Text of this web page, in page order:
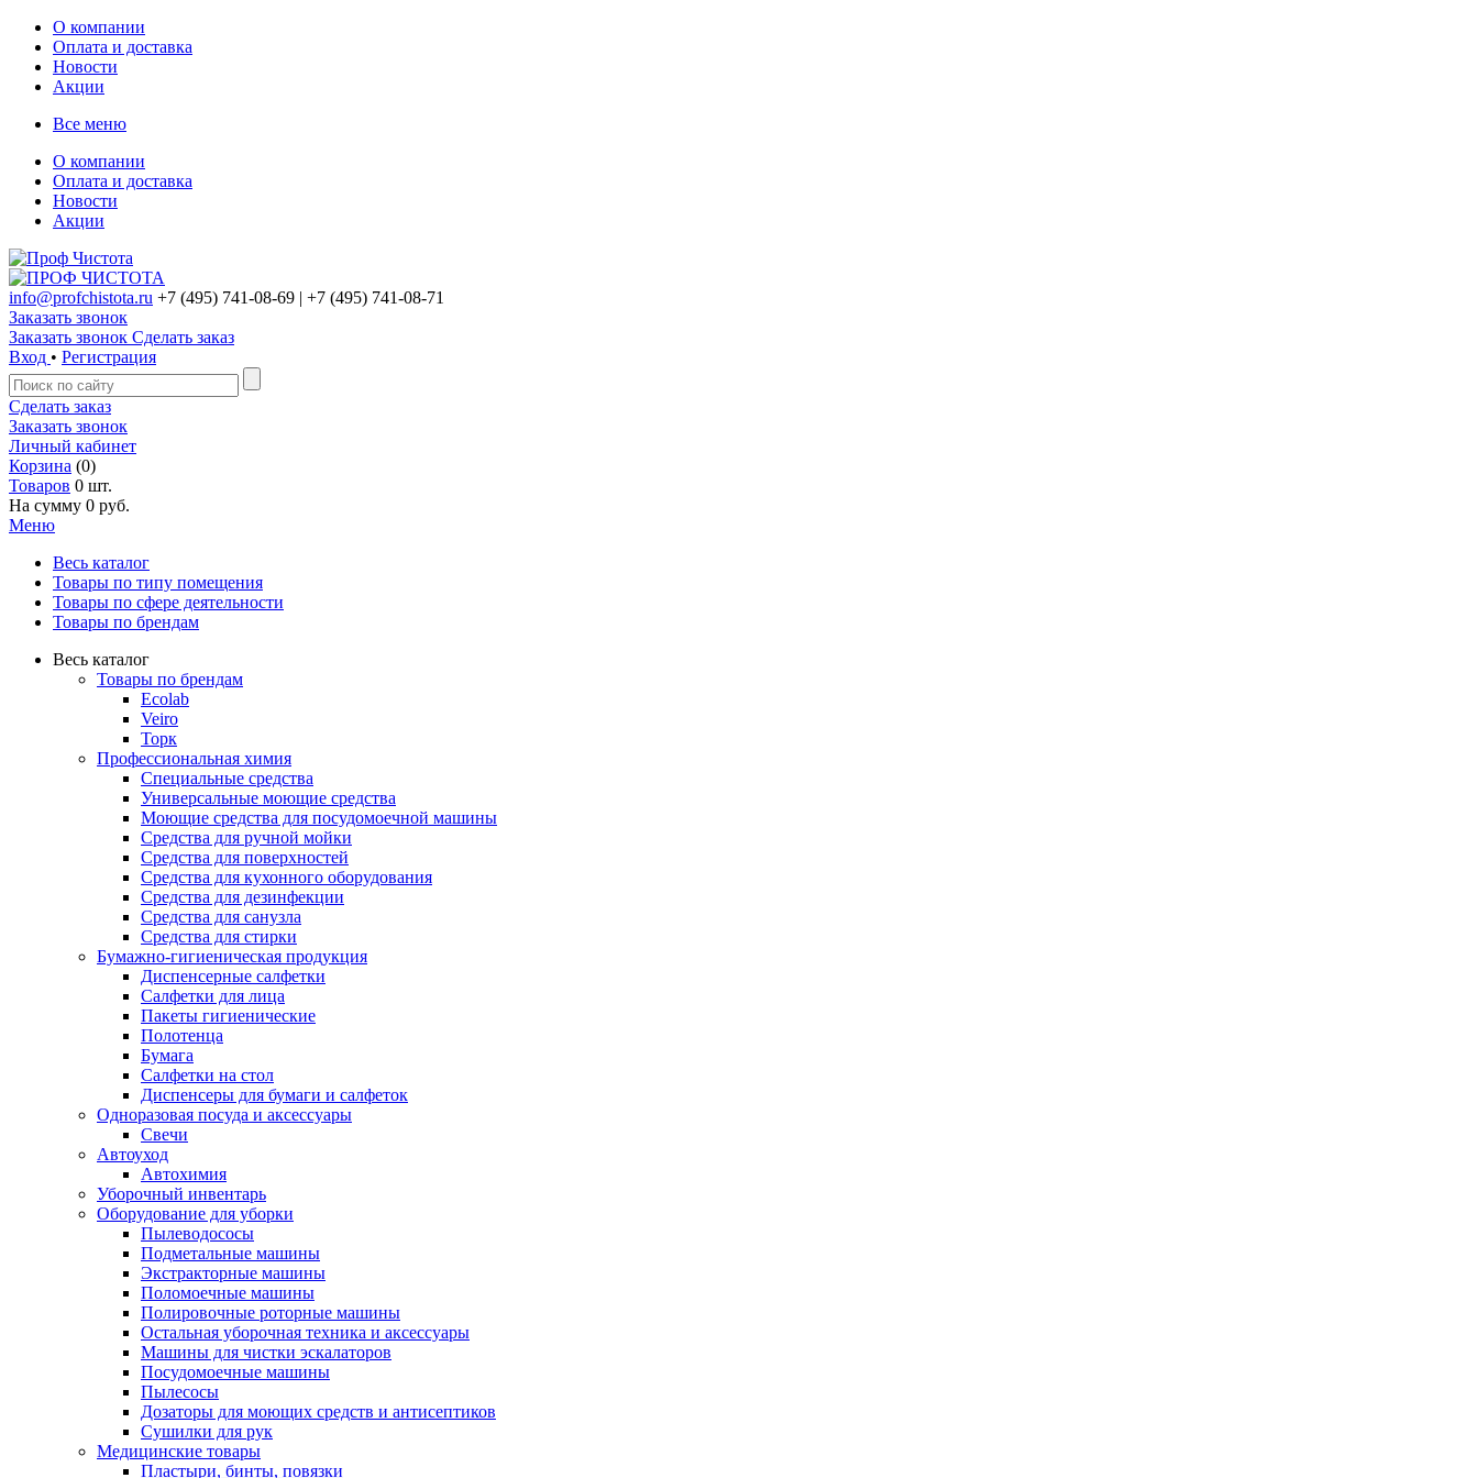
О компании
Оплата и доставка
Новости
Акции
Все меню
О компании
Оплата и доставка
Новости
Акции
info@profchistota.ru +7 (495) 741-08-69 | +7 (495) 741-08-71
Заказать звонок
Заказать звонок Сделать заказ
Вход • Регистрация
Сделать заказ
Заказать звонок
Личный кабинет
Корзина (0)
Товаров 0 шт.
На сумму 0 руб.
Меню
Весь каталог
Товары по типу помещения
Товары по сфере деятельности
Товары по брендам
Весь каталог
Товары по брендам
Ecolab
Veiro
Торк
Профессиональная химия
Специальные средства
Универсальные моющие средства
Моющие средства для посудомоечной машины
Средства для ручной мойки
Средства для поверхностей
Средства для кухонного оборудования
Средства для дезинфекции
Средства для санузла
Средства для стирки
Бумажно-гигиеническая продукция
Диспенсерные салфетки
Салфетки для лица
Пакеты гигиенические
Полотенца
Бумага
Салфетки на стол
Диспенсеры для бумаги и салфеток
Одноразовая посуда и аксессуары
Свечи
Автоуход
Автохимия
Уборочный инвентарь
Оборудование для уборки
Пылеводососы
Подметальные машины
Экстракторные машины
Поломоечные машины
Полировочные роторные машины
Остальная уборочная техника и аксессуары
Машины для чистки эскалаторов
Посудомоечные машины
Пылесосы
Дозаторы для моющих средств и антисептиков
Сушилки для рук
Медицинские товары
Пластыри, бинты, повязки